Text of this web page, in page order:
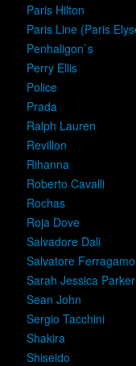
Paris Hilton
Paris Line (Paris
Penhaligon`s
Perry Ellis
Police
Prada
Ralph Lauren
Revillon
Rihanna
Roberto Cavalli
Rochas
Roja Dove
Salvadore Dali
Salvatore Ferragamo
Sarah Jessica Parker
Sean John
Sergio Tacchini
Shakira
Shiseido